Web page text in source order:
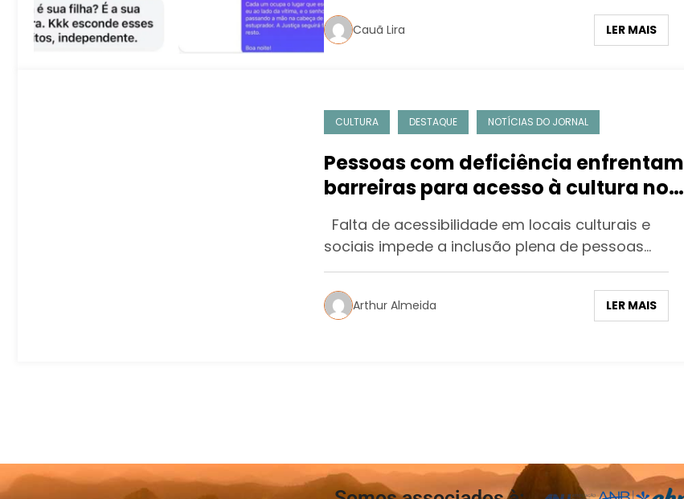
Cauã Lira LER MAIS
CULTURA DESTAQUE NOTÍCIAS DO JORNAL
Pessoas com deficiência enfrentam
barreiras para acesso à cultura no
Rio de Janeiro
Falta de acessibilidade em locais culturais e
sociais impede a inclusão plena de pessoas…
Arthur Almeida LER MAIS